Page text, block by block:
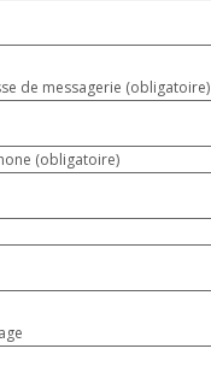
de messagerie (obligatoire)
(obligatoire)